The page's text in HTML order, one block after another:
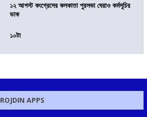
১২ আগস্ট কংগ্রেসের কলকাতা পুরসভা ঘেরাও কর্মসূচির
ডাক
১০টা
ROJDIN APPS